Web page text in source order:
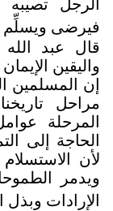
الرجل
فيرضى ويسلِّم
قال عبد
واليقين الإيمان
إن المسلمين
مراحل
المرحلة
الحاجة إلى
لأن
ويدمر
الإرادات وبذل